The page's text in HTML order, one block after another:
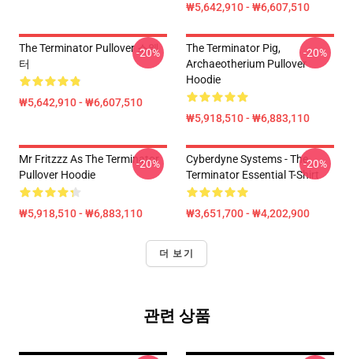
₩5,642,910 - ₩6,607,510
The Terminator Pullover 스웨
터
₩5,642,910 - ₩6,607,510
-20%
The Terminator Pig,
Archaeotherium Pullover
Hoodie
₩5,918,510 - ₩6,883,110
-20%
Mr Fritzzz As The Terminator
Pullover Hoodie
₩5,918,510 - ₩6,883,110
-20%
Cyberdyne Systems - The
Terminator Essential T-Shirt
₩3,651,700 - ₩4,202,900
-20%
더 보기
관련 상품